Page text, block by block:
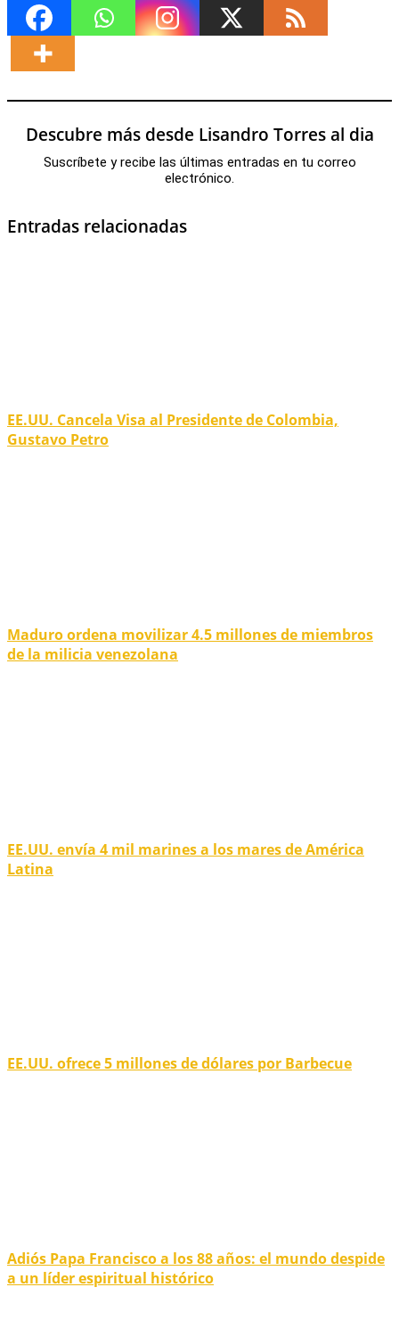
Descubre más desde Lisandro Torres al dia
Suscríbete y recibe las últimas entradas en tu correo
electrónico.
Entradas relacionadas
EE.UU. Cancela Visa al Presidente de Colombia,
Gustavo Petro
Maduro ordena movilizar 4.5 millones de miembros
de la milicia venezolana
EE.UU. envía 4 mil marines a los mares de América
Latina
EE.UU. ofrece 5 millones de dólares por Barbecue
Adiós Papa Francisco a los 88 años: el mundo despide
a un líder espiritual histórico